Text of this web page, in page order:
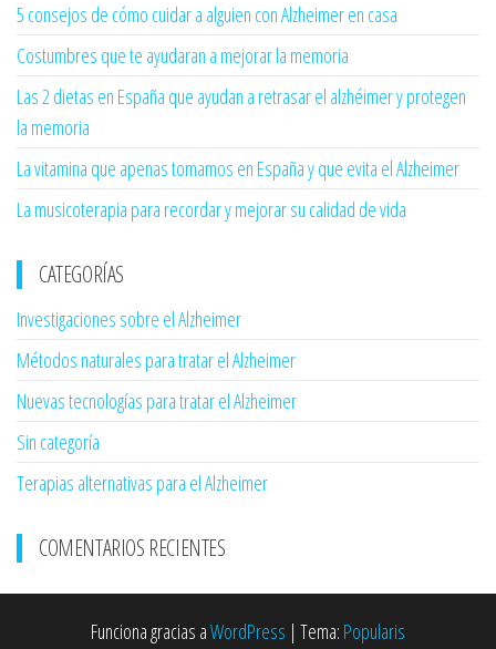
5 consejos de cómo cuidar a alguien con Alzheimer en casa
Costumbres que te ayudaran a mejorar la memoria
Las 2 dietas en España que ayudan a retrasar el alzhéimer y protegen
la memoria
La vitamina que apenas tomamos en España y que evita el Alzheimer
La musicoterapia para recordar y mejorar su calidad de vida
CATEGORÍAS
Investigaciones sobre el Alzheimer
Métodos naturales para tratar el Alzheimer
Nuevas tecnologías para tratar el Alzheimer
Sin categoría
Terapias alternativas para el Alzheimer
COMENTARIOS RECIENTES
Funciona gracias aWordPress | Tema: Popularis